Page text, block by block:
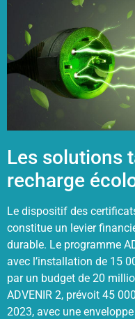
Les solutions
recharge
Le dispositif des
constitue un levier
durable. Le programme
avec l’installation de 15
par un budget de 20
ADVENIR 2, prévoit 45
2023, avec une